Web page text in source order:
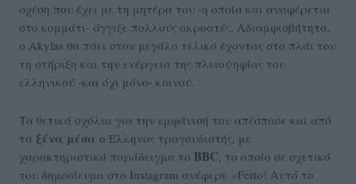
σχέση που έχει με τη μητέρα του -η οποία και αναφέρεται
στο κομμάτι- άγγιξε πολλούς ακροατές. Αδιαμφισβήτητα,
ο Akylas θα πάει στον μεγάλο τελικό έχοντας στο πλάι του
τη στήριξη και την ενέργεια της πλειοψηφίας του
ελληνικού -και όχι μόνο- κοινού.
Τα θετικά σχόλια για την εμφάνισή του απέσπασε και από
τα ξένα μέσα ο Έλληνας τραγουδιστής, με
χαρακτηριστικό παράδειγμα το BBC, το οποίο σε σχετικό
του δημοσίευμα στο Instagram ανέφερε «Ferto! Αυτό το